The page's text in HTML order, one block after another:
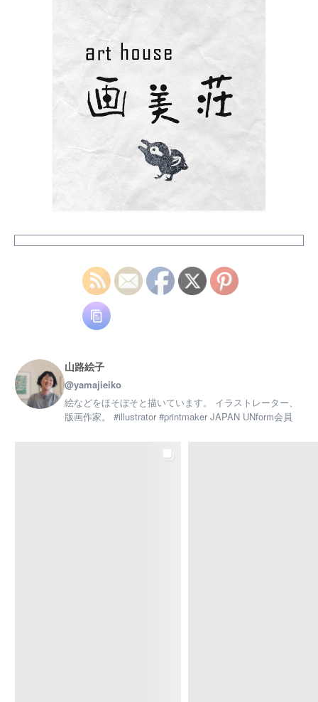
www.instagram.com/p/DS9qRUQifIx/?
Eiko Yamaji Art works
はじめての版画教室、体験会参加者募集中です
興味はあっても中々体験することのない版画の世界。
ポストカードサイズの作品が作れる小さな 簡易プ
レス機を使って、紙版画、銅版画など、 様々な版画の
した簡易なものからはじめて、 紙版画、ドライポイン
を学び、 最終的に一つの小さな作品を制作します。
ぜひ、あなただけの世界観を表現しましょう！
ただ今、体験料半額キャンペーン中
3,300円(税込)→【1,650円(税込)】で ご体験いただけま
興味のある方はまず体験からどうぞ♪ …✩…
@lifecollegeagl ↑URLのホームページまたは 電話
：045-844-1771 でご連絡ください …✩…✩…✩…✩…
✩…✩…✩…✩ #版画教室 #横浜 #習い事 #上大岡
習い事 #趣味を楽しむ #カルチャースクール
www.instagram.com
山路絵子
@yamajieiko
絵などをほそぼそと描いています。 イラストレーター、
版画作家。 #illustrator #printmaker JAPAN UNform会員